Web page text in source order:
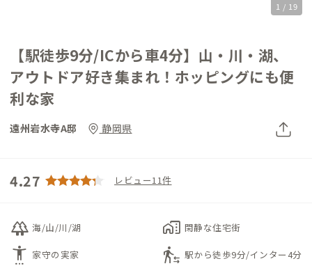
1 / 19
【駅徒歩9分/ICから車4分】山・川・湖、
アウトドア好き集まれ！ホッピングにも便
利な家
遠州岩水寺A邸 静岡県
4.27 レビュー11件
forest 海/山/川/湖 home_work 閑静な住宅街
settings_accessibility 家守の実家 transfer_within_a_station 駅から徒歩9分/インター4分